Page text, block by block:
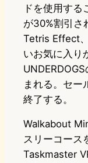
ドを使用する
が30%割引さ
Tetris Effect
いお気に入り
まれる。セー
終了する。
Walkabout
スリーコース
Taskmaster